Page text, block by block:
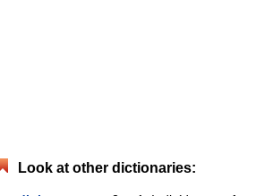
Look at other dictionaries: